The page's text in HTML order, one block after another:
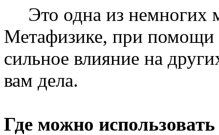
Это одна из немногих
Метафизике, при помощи
сильное влияние на
вам дела.
Где можно